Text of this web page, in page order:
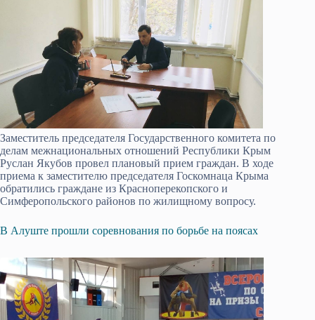
Заместитель председателя Государственного комитета по
делам межнациональных отношений Республики Крым
Руслан Якубов провел плановый прием граждан. В ходе
приема к заместителю председателя Госкомнаца Крыма
обратились граждане из Красноперекопского и
Симферопольского районов по жилищному вопросу.
В Алуште прошли соревнования по борьбе на поясах